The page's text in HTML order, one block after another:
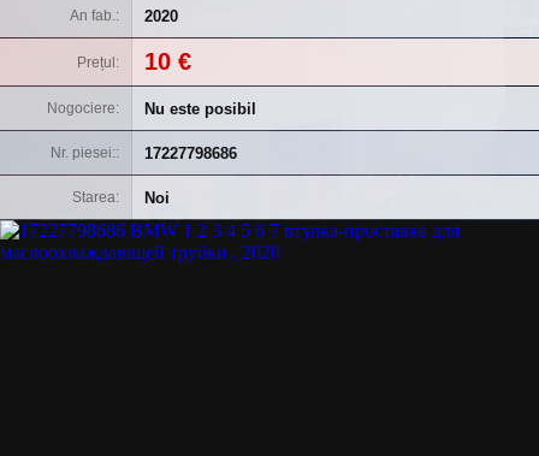
An fab. 2020
Prețul 10 €
Nogociere Nu este posibil
Nr. piesei: 17227798686
Starea Noi